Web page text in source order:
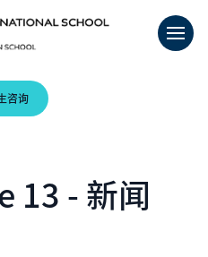
咨询
13 - 新闻